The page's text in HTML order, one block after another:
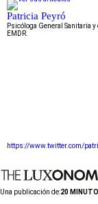
Patricia Peyró
Psicóloga General Sanitaria
EMDR.
https://www.twitter.com/
Una publicación de:20